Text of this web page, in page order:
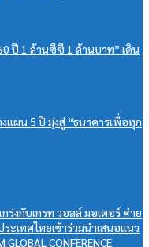
ปี 1 ล้านซีซี 1 ล้านบาท” เดิน
ผน 5 ปี มุ่งสู่ “ธนาคารเพื่อทุก
งกับเกรท วอลล์ มอเตอร์ ค่าย
เทศไทยเข้าร่วมนำเสนอแนว
CONFERENCE